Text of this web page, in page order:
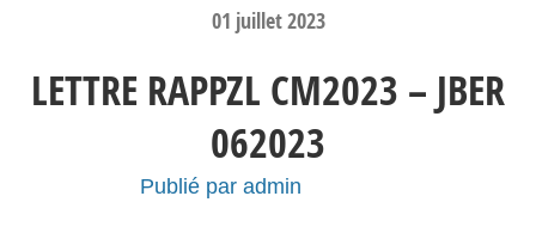
01 juillet2023
LETTRE RAPPZL CM2023 – JBER
062023
Publié par admin